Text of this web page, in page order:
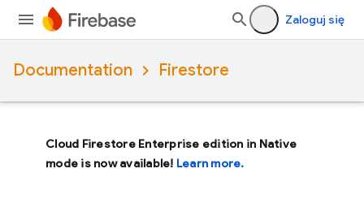
Zaloguj się
Documentation Firestore
Cloud Firestore Enterprise edition in Native
mode is now available! Learn more.